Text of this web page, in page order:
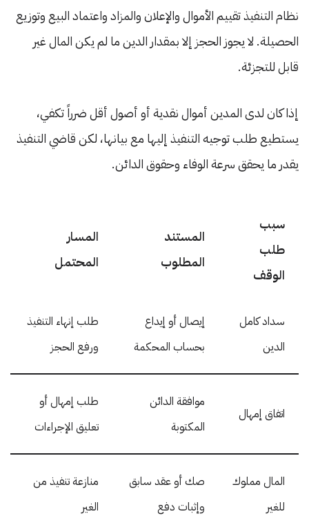
نظام التنفيذ تقييم الأموال والإعلان والمزاد واعتماد البيع وتوزيع
الحصيلة. لا يجوز الحجز إلا بمقدار الدين ما لم يكن المال غير
قابل للتجزئة.
إذا كان لدى المدين أموال نقدية أو أصول أقل ضرراً تكفي،
يستطيع طلب توجيه التنفيذ إليها مع بيانها، لكن قاضي التنفيذ
يقدر ما يحقق سرعة الوفاء وحقوق الدائن.
سبب
طلب
الوقف
المستند
المطلوب
المسار
المحتمل
سداد كامل
الدين
إيصال أو إيداع
بحساب المحكمة
طلب إنهاء التنفيذ
ورفع الحجز
اتفاق إمهال
موافقة الدائن
المكتوبة
طلب إمهال أو
تعليق الإجراءات
المال مملوك
للغير
صك أو عقد سابق
وإثبات دفع
منازعة تنفيذ من
الغير